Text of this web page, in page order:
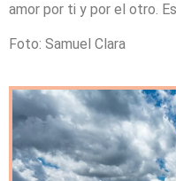
amor por ti y por el otro.
Foto: Samuel Clara